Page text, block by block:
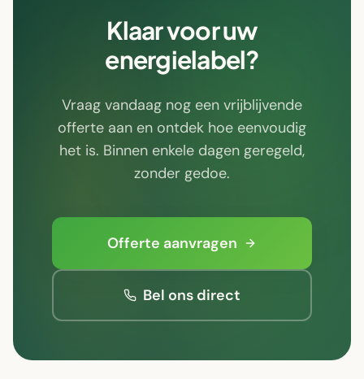
Klaar voor uw
energielabel?
Vraag vandaag nog een vrijblijvende
offerte aan en ontdek hoe eenvoudig
het is. Binnen enkele dagen geregeld,
zonder gedoe.
Offerte aanvragen
Bel ons direct